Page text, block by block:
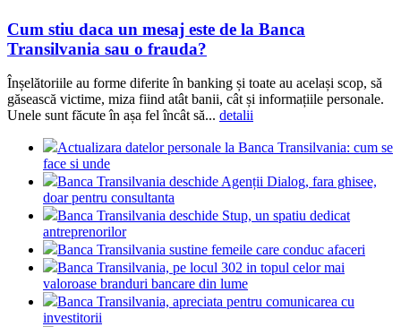
Cum stiu daca un mesaj este de la Banca
Transilvania sau o frauda?
Înșelătoriile au forme diferite în banking și toate au același scop, să
găsească victime, miza fiind atât banii, cât și informațiile personale.
Unele sunt făcute în așa fel încât să... detalii
Actualizara datelor personale la Banca Transilvania: cum se
face si unde
Banca Transilvania deschide Agenții Dialog, fara ghisee,
doar pentru consultanta
Banca Transilvania deschide Stup, un spatiu dedicat
antreprenorilor
Banca Transilvania sustine femeile care conduc afaceri
Banca Transilvania, pe locul 302 in topul celor mai
valoroase branduri bancare din lume
Banca Transilvania, apreciata pentru comunicarea cu
investitorii